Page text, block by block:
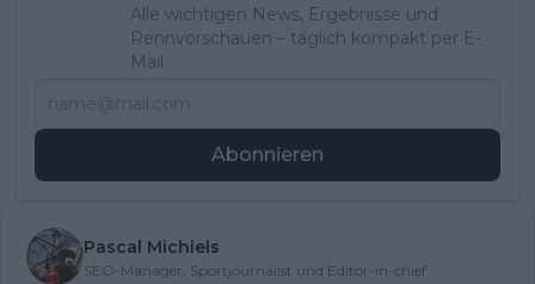
Alle wichtigen News, Ergebnisse und
Rennvorschauen – täglich kompakt per E-
Mail.
Abonnieren
Pascal Michiels
SEO-Manager, Sportjournalist und Editor-in-chief